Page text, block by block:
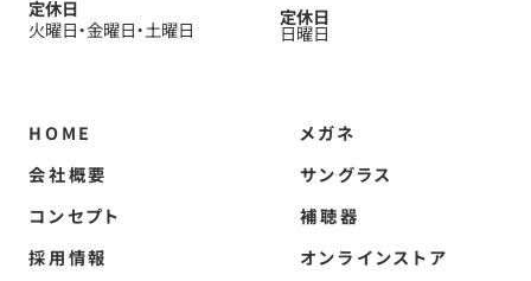
定休日
火曜日 金曜日 土曜日
定休日
日曜日
HOME
会社概要
コンセプト
採用情報
メガネ
サングラス
補聴器
オンラインストア